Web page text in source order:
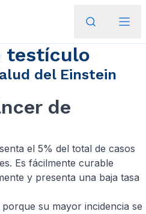
testículo
del Einstein
de
el 5% del total de casos
Es fácilmente curable
y presenta una baja tasa
su mayor incidencia se